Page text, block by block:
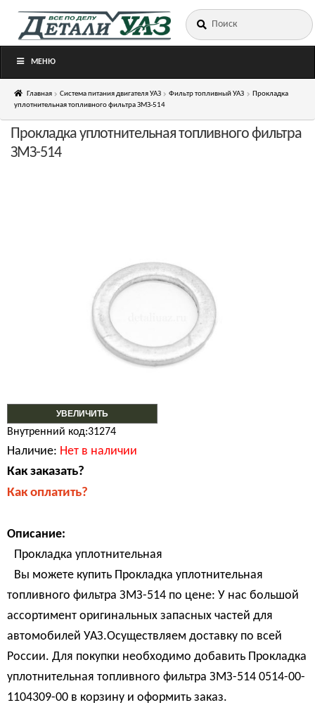
Перейти
Перейти
Искать:
МЕНЮ
Главная Система питания двигателя УАЗ Фильтр топливный УАЗ
Прокладка
уплотнительная топливного фильтра ЗМЗ-514
УВЕЛИЧИТЬ
Прокладка уплотнительная топливного фильтра
ЗМЗ-514
Внутренний код:31274
Наличие: Нет в наличии
Как заказать?
Как оплатить?
Описание:
Прокладка уплотнительная
Вы можете купить Прокладка уплотнительная
топливного фильтра ЗМЗ-514 по цене: У нас большой
ассортимент оригинальных запасных частей для
автомобилей УАЗ.Осуществляем доставку по всей
России. Для покупки необходимо добавить Прокладка
уплотнительная топливного фильтра ЗМЗ-514 0514-00-
1104309-00 в корзину и оформить заказ.